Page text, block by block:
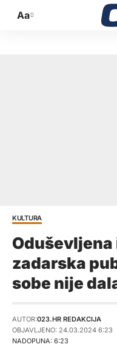
Promijeni
Aa
KULTURA
Oduševljena
zadarska
sobe nije
NADOPUNA: 6:23
AUTOR:023.HR REDAKCIJA
OBJAVLJENO: 24.03.2024 6:23